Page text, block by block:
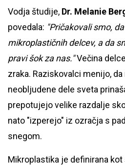
Vodja študije, Dr. Melanie
povedala: "Pričakovali smo,
mikroplastičnih delcev, a da
pravi šok za nas."Večina
zraka. Raziskovalci menijo,
neobljudene dele sveta
prepotujejo velike razdalje
nato "izperejo" iz ozračja s
snegom.
Mikroplastika je definirana